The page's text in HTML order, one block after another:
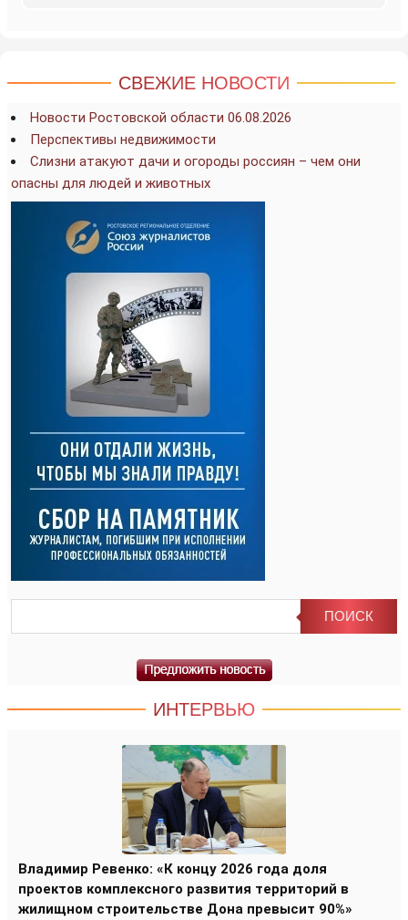
СВЕЖИЕ НОВОСТИ
Новости Ростовской области 06.08.2026
Перспективы недвижимости
Слизни атакуют дачи и огороды россиян – чем они
опасны для людей и животных
ИНТЕРВЬЮ
Владимир Ревенко: «К концу 2026 года доля
проектов комплексного развития территорий в
жилищном строительстве Дона превысит 90%»